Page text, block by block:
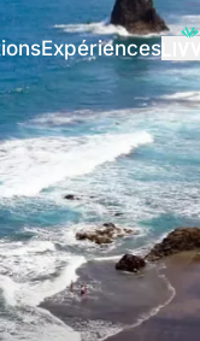
Expériences